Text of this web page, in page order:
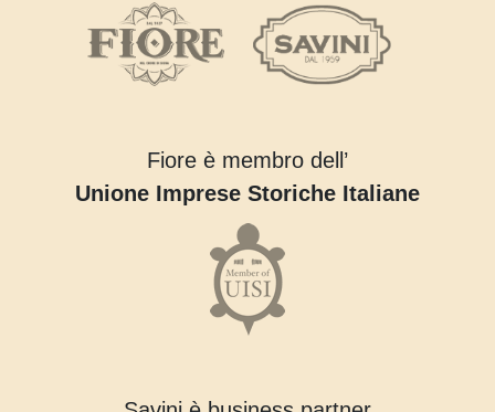
Fiore è membro dell’
Unione Imprese Storiche Italiane